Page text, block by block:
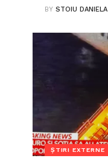
BYSTOIU DANIELA
ȘTIRI EXTERNE